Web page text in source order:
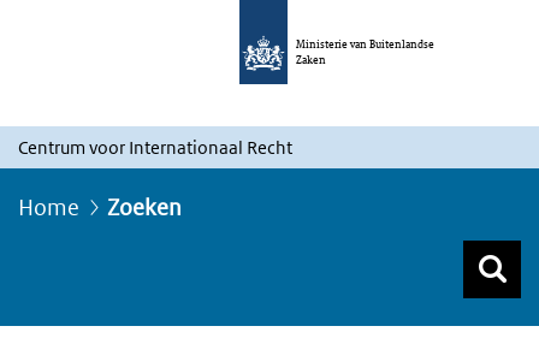
Ministerie van Buitenlandse
Zaken
Centrum voor Internationaal Recht
Home Zoeken